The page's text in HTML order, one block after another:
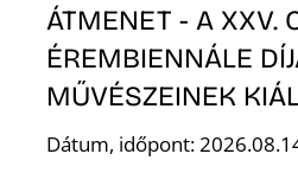
ÁTMENET - A XXV.
ÉREMBIENNÁLE
MŰVÉSZEINEK
Dátum, időpont: